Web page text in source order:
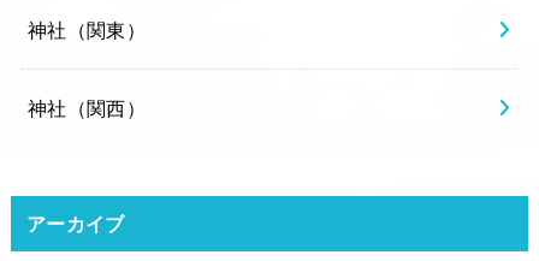
神社（関東）
神社（関西）
アーカイブ